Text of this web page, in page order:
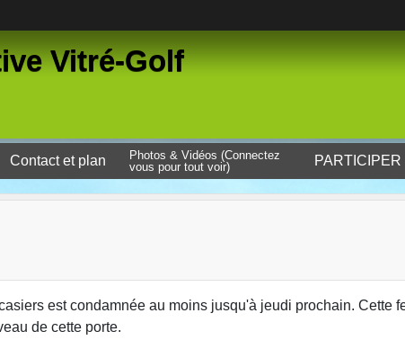
Vitré-Golf
Contact et plan
Photos & Vidéos (Connectez
vous pour tout voir)
PARTICIPER
est condamnée au moins jusqu'à jeudi prochain. Cette
de cette porte.